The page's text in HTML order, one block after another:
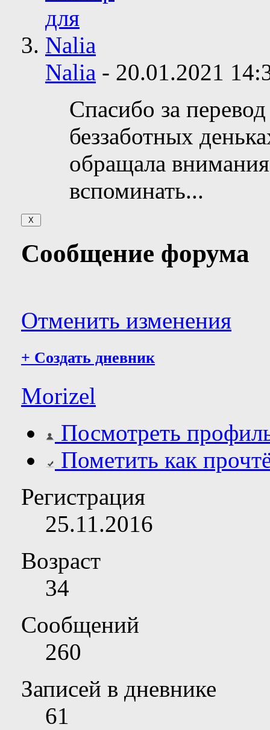
Nalia - 20.01.2021
Спасибо за
беззаботных
обращала
вспоминать...
Сообщение форума
Отменить изменения
+ Создать дневник
Morizel
Посмотреть
Пометить как
Регистрация
25.11.2016
Возраст
34
Сообщений
260
Записей в дневнике
61